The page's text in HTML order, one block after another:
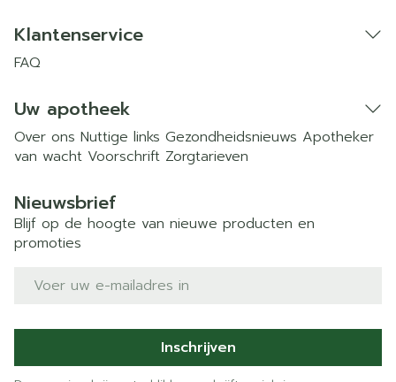
Klantenservice
FAQ
Uw apotheek
Over ons Nuttige links Gezondheidsnieuws Apotheker
van wacht Voorschrift Zorgtarieven
Nieuwsbrief
Blijf op de hoogte van nieuwe producten en
promoties
E-mail adres
Inschrijven